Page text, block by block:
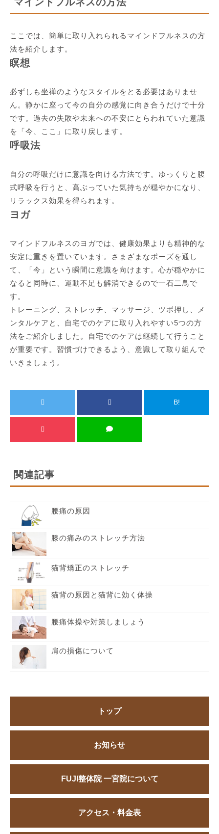
ここでは、簡単に取り入れられるマインドフルネスの方
法を紹介します。
瞑想
必ずしも坐禅のようなスタイルをとる必要はありませ
ん。静かに座って今の自分の感覚に向き合うだけで十分
です。過去の失敗や未来への不安にとらわれていた意識
を「今、ここ」に取り戻します。
呼吸法
自分の呼吸だけに意識を向ける方法です。ゆっくりと腹
式呼吸を行うと、高ぶっていた気持ちが穏やかになり、
リラックス効果を得られます。
ヨガ
マインドフルネスのヨガでは、健康効果よりも精神的な
安定に重きを置いています。さまざまなポーズを通し
て、「今」という瞬間に意識を向けます。心が穏やかに
なると同時に、運動不足も解消できるので一石二鳥で
す。
トレーニング、ストレッチ、マッサージ、ツボ押し、メ
ンタルケアと、自宅でのケアに取り入れやすい5つの方
法をご紹介しました。自宅でのケアは継続して行うこと
が重要です。習慣づけできるよう、意識して取り組んで
いきましょう。
B!
関連記事
腰痛の原因
膝の痛みのストレッチ方法
猫背矯正のストレッチ
猫背の原因と猫背に効く体操
腰痛体操や対策しましょう
肩の損傷について
トップ
お知らせ
FUJI整体院 一宮院について
アクセス・料金表